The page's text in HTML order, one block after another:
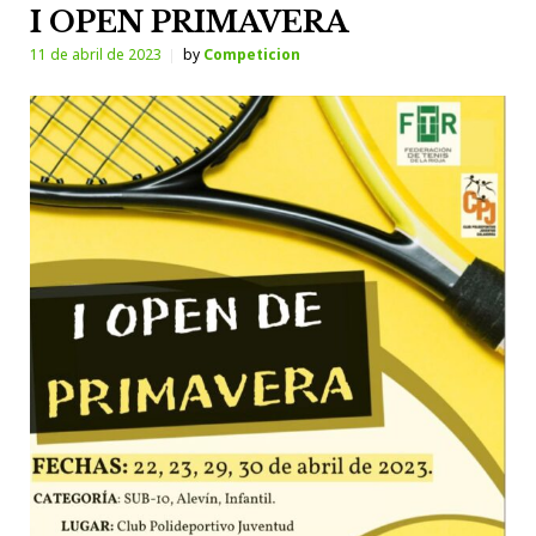
I OPEN PRIMAVERA
11 de abril de 2023 by Competicion